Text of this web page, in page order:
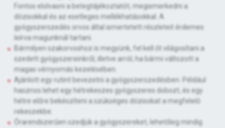
Fontos elolvasni a betegtájékoztatót, megismerkedni a
dózisokkal és az esetleges mellékhatásokkal. A
gyógyszerszedés orvos által ismertetett részleteit érdemes
leírva magunknál tartani.
Bármilyen szakorvoshoz is megyünk, fel kell őt világosítani a
szedett gyógyszereinkről, illetve arról, ha bármi változott a
magas vérnyomás kezelésében.
Ajánlott egy rutint bevezetni a gyógyszerszedésben. Például
hasznos lehet egy hétrekeszes gyógyszeres dobozt, és egy
hétre előre bekészíteni a szükséges dózisokat a megfelelő
rekeszekbe.
Órarendszerűen szedjük a gyógyszereket, lehetőleg mindig